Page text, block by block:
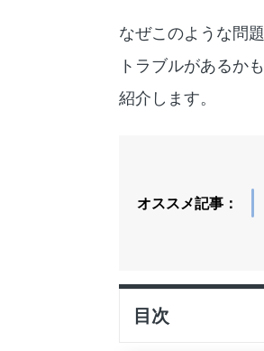
なぜこのような問
トラブルがあるか
紹介します。
オススメ記事：
目次